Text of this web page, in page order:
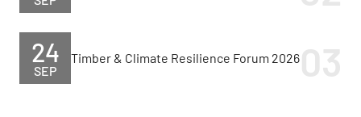
SEP
24 Timber & Climate Resilience Forum 2026